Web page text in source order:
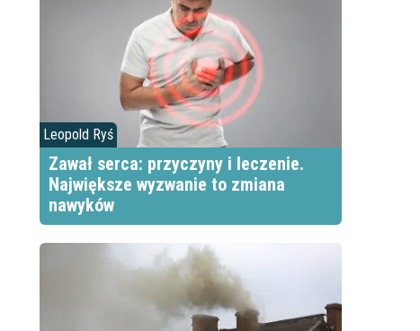
Leopold Ryś
Zawał serca: przyczyny i leczenie.
Największe wyzwanie to zmiana
nawyków